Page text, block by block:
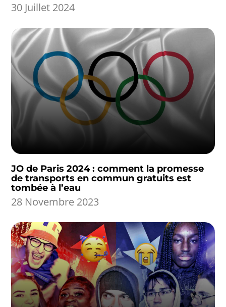
30 Juillet 2024
JO de Paris 2024 : comment la promesse
de transports en commun gratuits est
tombée à l’eau
28 Novembre 2023